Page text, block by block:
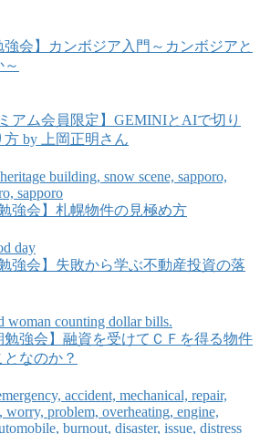
強会】カンボジア入門～カンボジアと
アム会員限定】GEMINIとAIで切り
by 上岡正明さん
強会】札幌物件の見極め方
強会】失敗から学ぶ不動産投資の落
勉強会】融資を受けてＣＦを得る物件
なのか？